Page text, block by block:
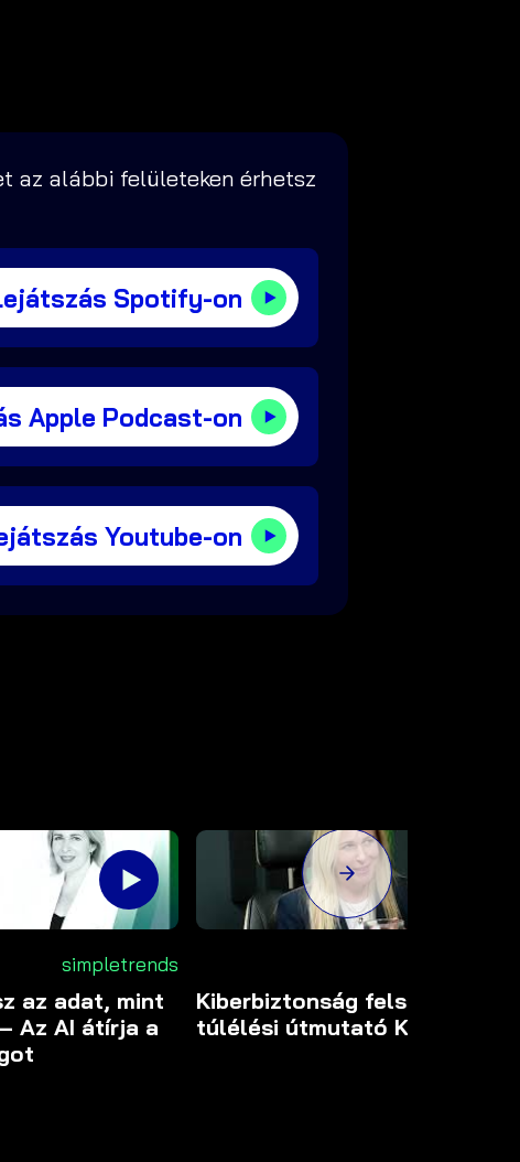
az alábbi felületeken érhetsz
Spotify-on
Apple Podcast-on
Youtube-on
simpletrends
az adat, mint
Az AI átírja a
Kiberbiztonság felsőfokon –
túlélési útmutató KKV-knak